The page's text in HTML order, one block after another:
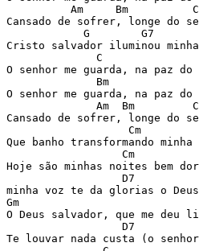
Am     Bm
Cansado de sofrer, longe do
            G        G7
Cristo salvador iluminou
C
O senhor me guarda, na paz do
Bm
O senhor me guarda, na paz do
Am  Bm
Cansado de sofrer, longe do
Cm
Que banho transformando
Cm
Hoje são minhas noites bem
                  D7
minha voz te da glorias o Deus
Gm
O Deus salvador, que me deu
Te louvar nada custa (o